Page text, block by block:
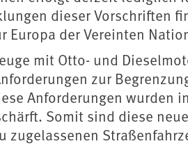
dieser Vorschriften
Europa der Vereinten
mit Otto- und
zur
Anforderungen wurden
Somit sind diese
zugelassenen